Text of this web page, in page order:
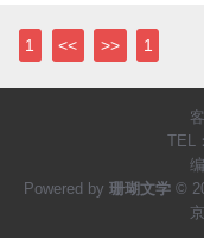
1 << >> 1
TEL
Powered by 珊瑚文学 ©